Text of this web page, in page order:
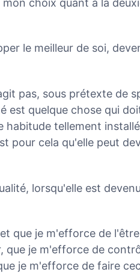
choix quant à la
le meilleur de soi,
pas, sous prétexte de
est quelque chose qui
habitude tellement
pour cela qu'elle peut
lorsqu'elle est
que je m'efforce de
que je m'efforce de
je m'efforce de faire